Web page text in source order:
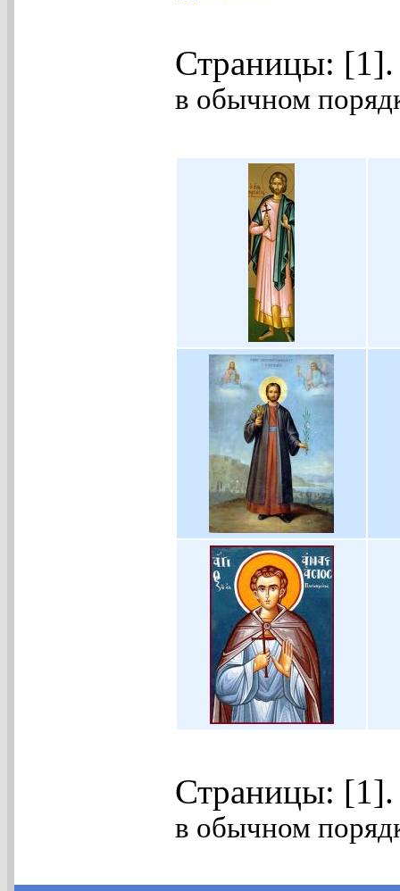
Страницы:
в обычном
Страницы:
в обычном